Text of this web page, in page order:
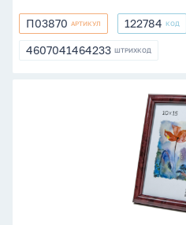
П03870
П03870 АРТИКУЛ 122784
122784 КОД
4607041464233
4607041464233 ШТРИХКОД